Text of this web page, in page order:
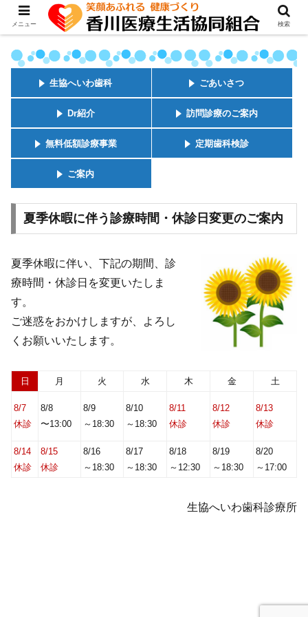
生協へいわ歯科 ごあいさつ
Dr紹介 訪問診療のご案内
無料低額診療事業 定期歯科検診
ご案内
夏季休暇に伴う診療時間・休診日変更のご案内
夏季休暇に伴い、下記の期間、診
療時間・休診日を変更いたしま
す。
ご迷惑をおかけしますが、よろし
くお願いいたします。
日 月 火 水 木 金 土
8/7
休診
8/8
〜13:00
8/9
～18:30
8/10
～18:30
8/11
休診
8/12
休診
8/13
休診
8/14
休診
8/15
休診
8/16
～18:30
8/17
～18:30
8/18
～12:30
8/19
～18:30
8/20
～17:00
生協へいわ歯科診療所
メニュー 検索